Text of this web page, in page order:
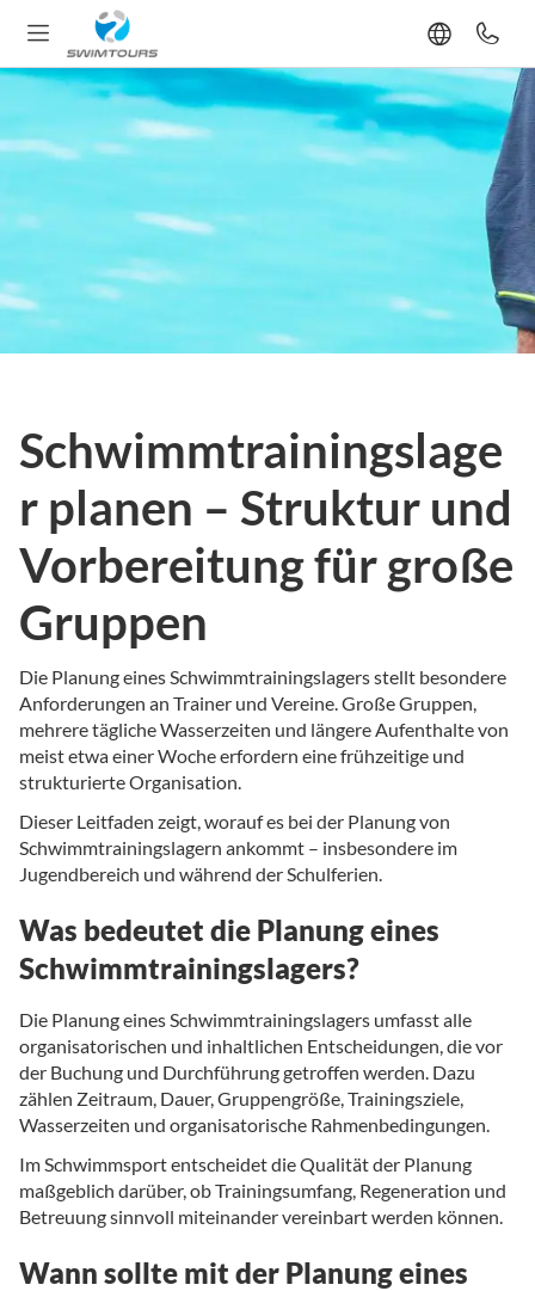
Schwimmtrainingslage
r planen – Struktur und
Vorbereitung für große
Gruppen
Die Planung eines Schwimmtrainingslagers stellt besondere
Anforderungen an Trainer und Vereine. Große Gruppen,
mehrere tägliche Wasserzeiten und längere Aufenthalte von
meist etwa einer Woche erfordern eine frühzeitige und
strukturierte Organisation.
Dieser Leitfaden zeigt, worauf es bei der Planung von
Schwimmtrainingslagern ankommt – insbesondere im
Jugendbereich und während der Schulferien.
Was bedeutet die Planung eines
Schwimmtrainingslagers?
Die Planung eines Schwimmtrainingslagers umfasst alle
organisatorischen und inhaltlichen Entscheidungen, die vor
der Buchung und Durchführung getroffen werden. Dazu
zählen Zeitraum, Dauer, Gruppengröße, Trainingsziele,
Wasserzeiten und organisatorische Rahmenbedingungen.
Im Schwimmsport entscheidet die Qualität der Planung
maßgeblich darüber, ob Trainingsumfang, Regeneration und
Betreuung sinnvoll miteinander vereinbart werden können.
Wann sollte mit der Planung eines